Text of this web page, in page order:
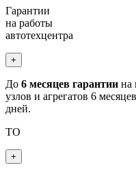
Гарантии
на работы
автотехцентра
+
До 6 месяцев гарантии на
узлов и агрегатов 6
дней.
ТО
+